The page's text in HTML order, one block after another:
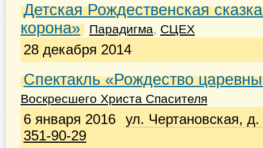
Детская Рождественская
корона»
Парадигма, СЦЕХ
28 декабря 2014
Спектакль «Рождество
Воскресшего Христа Спасителя
6 января 2016
ул. Чертановская,
351-90-29